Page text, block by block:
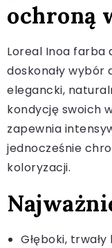
ochroną
Loreal Inoa farba
doskonały wybór
elegancki,
kondycję swoich
zapewnia
jednocześnie
koloryzacji.
Głęboki,